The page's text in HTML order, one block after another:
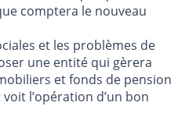
comptera le nouveau
et les problèmes de
une entité qui gèrera
et fonds de pension
l’opération d’un bon